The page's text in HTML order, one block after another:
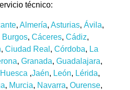
técnico:
, Almería, Asturias, Ávila,
Burgos, Cáceres, Cádiz,
, Ciudad Real , Córdoba, La
, Granada, Guadalajara,
Huesca ,Jaén, León, Lérida,
, Murcia, Navarra, Ourense,